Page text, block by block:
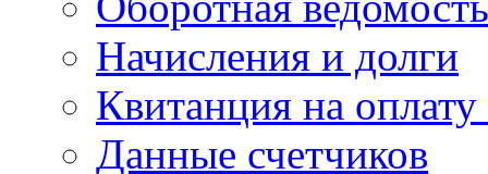
Начисления и долги
Квитанция на
Данные счетчиков